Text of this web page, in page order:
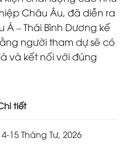
Châu Âu, đã diễn ra
Á – Thái Bình Dương kế
người tham dự sẽ có
và kết nối với đúng
tiết
15 Tháng Tư, 2026